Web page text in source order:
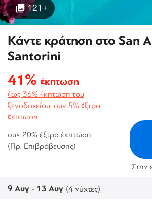
121+
Κάντε κράτηση στο San
Santorini
41% έκπτωση
έως 36% έκπτωση του
ξενοδοχείου, συν 5% έξτρα
έκπτωση
συν 20% έξτρα έκπτωση
(Πρ. Επιβράβευσης)
Στην
9 Αυγ - 13 Αυγ (4 νύχτες)